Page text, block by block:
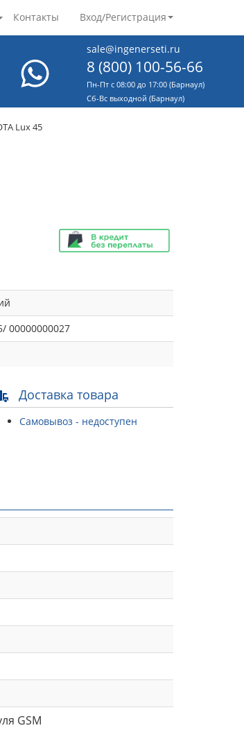
Контакты Вход/Регистрация
sale@ingenerseti.ru
8 (800) 100-56-66
Пн-Пт с 08:00 до 17:00 (Барнаул)
Cб-Вс выходной (Барнаул)
Lux 45
00000000027
Доставка товара
Самовывоз - недоступен
GSM